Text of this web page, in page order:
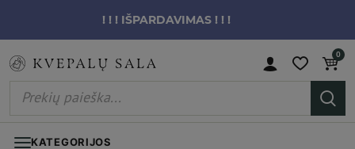
! ! ! IŠPARDAVIMAS ! ! !
0
KATEGORIJOS